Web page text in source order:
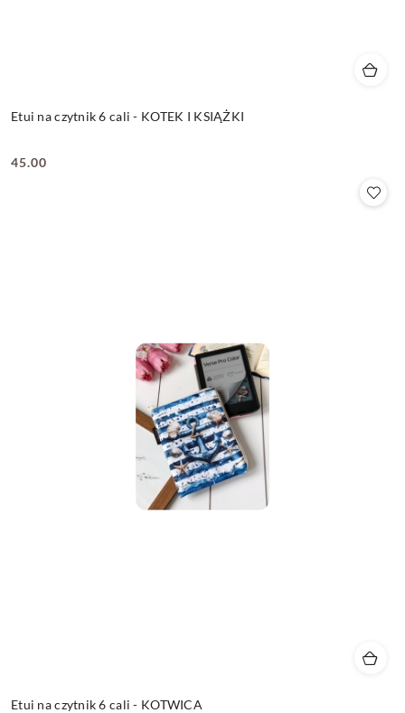
Etui na czytnik 6 cali - KOTEK I KSIĄŻKI
Cena:
45.00
Etui na czytnik 6 cali - KOTWICA